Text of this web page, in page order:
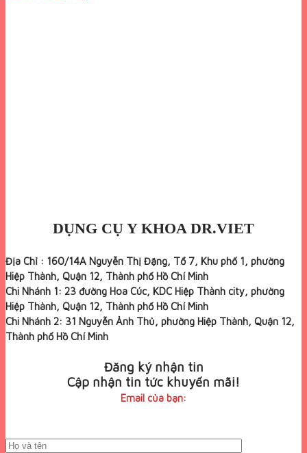
DỤNG CỤ Y KHOA DR.VIET
Địa Chỉ : 160/14A Nguyễn Thị Đặng, Tổ 7, Khu phố 1, phường
Hiệp Thành, Quận 12, Thành phố Hồ Chí Minh
Chi Nhánh 1: 23 đường Hoa Cúc, KDC Hiệp Thành city, phường
Hiệp Thành, Quận 12, Thành phố Hồ Chí Minh
Chi Nhánh 2: 31 Nguyễn Ảnh Thủ, phường Hiệp Thành, Quận 12,
Thành phố Hồ Chí Minh
Đăng ký nhận tin
Cập nhận tin tức khuyến mãi!
Email của bạn: